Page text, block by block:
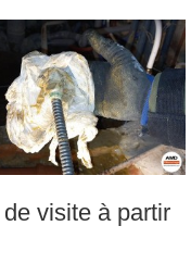
visite à partir